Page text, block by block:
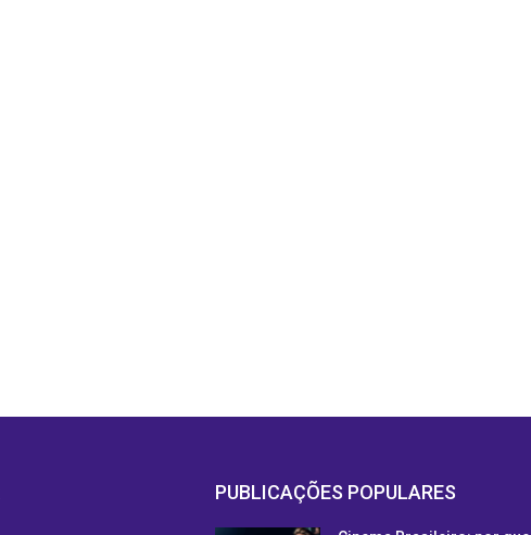
PUBLICAÇÕES POPULARES